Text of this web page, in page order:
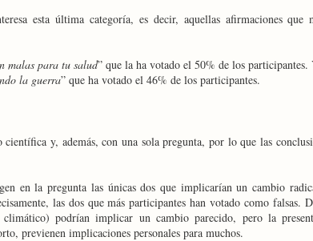
esta última categoría, es decir, aquellas afirmaciones que
malas para tu salud” que la ha votado el 50% de los participantes.
la guerra” que ha votado el 46% de los participantes.
científica y, además, con una sola pregunta, por lo que las
en la pregunta las únicas dos que implicarían un cambio
las dos que más participantes han votado como falsas.
podrían implicar un cambio parecido, pero la
previenen implicaciones personales para muchos.